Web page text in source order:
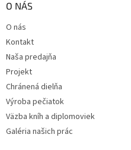
O NÁS
O nás
Kontakt
Naša predajňa
Projekt
Chránená dielňa
Výroba pečiatok
Väzba kníh a diplomoviek
Galéria našich prác